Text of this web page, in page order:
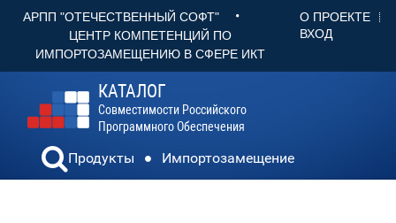
АРПП "ОТЕЧЕСТВЕННЫЙ СОФТ" •
ЦЕНТР КОМПЕТЕНЦИЙ ПО
ИМПОРТОЗАМЕЩЕНИЮ В СФЕРЕ ИКТ
О ПРОЕКТЕ
ВХОД
КАТАЛОГ
Совместимости Российского
Программного Обеспечения
Продукты Импортозамещение